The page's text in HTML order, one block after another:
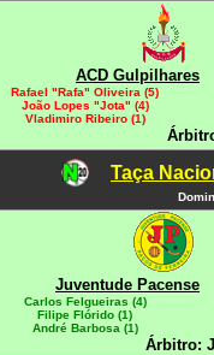
ACD Gulpilhares
Rafael "Rafa" Oliveira (5)
João Lopes "Jota" (4)
Vladimiro Ribeiro (1)
Taça
Juventude Pacense
Carlos Felgueiras (4)
Filipe Flórido (1)
André Barbosa (1)
Árbitro: